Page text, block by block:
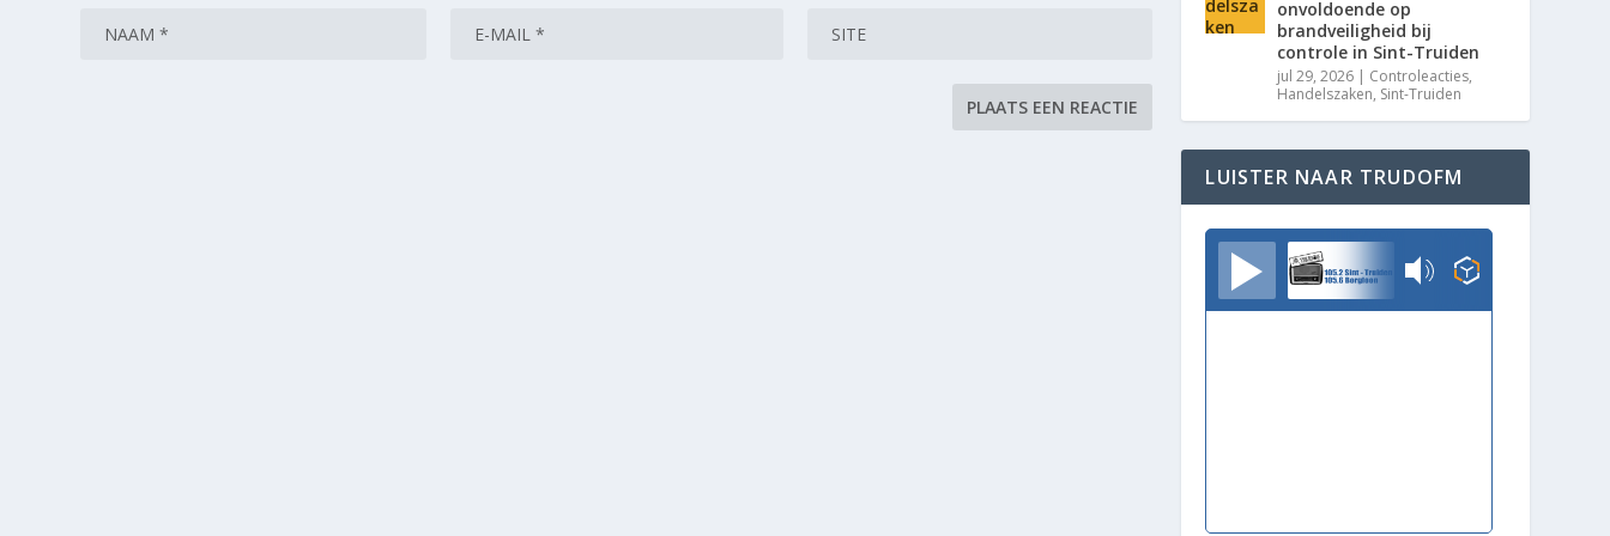
onvoldoende op
brandveiligheid bij
controle in Sint-Truiden
jul 29, 2026 | Controleacties,
Handelszaken, Sint-Truiden
LUISTER NAAR TRUDOFM
TrudoFM